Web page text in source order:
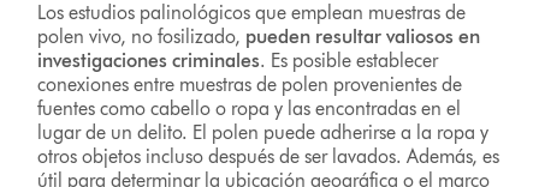
Los estudios palinológicos que emplean muestras de
polen vivo, no fosilizado, pueden resultar valiosos en
investigaciones criminales. Es posible establecer
conexiones entre muestras de polen provenientes de
fuentes como cabello o ropa y las encontradas en el
lugar de un delito. El polen puede adherirse a la ropa y
otros objetos incluso después de ser lavados. Además, es
útil para determinar la ubicación geográfica o el marco